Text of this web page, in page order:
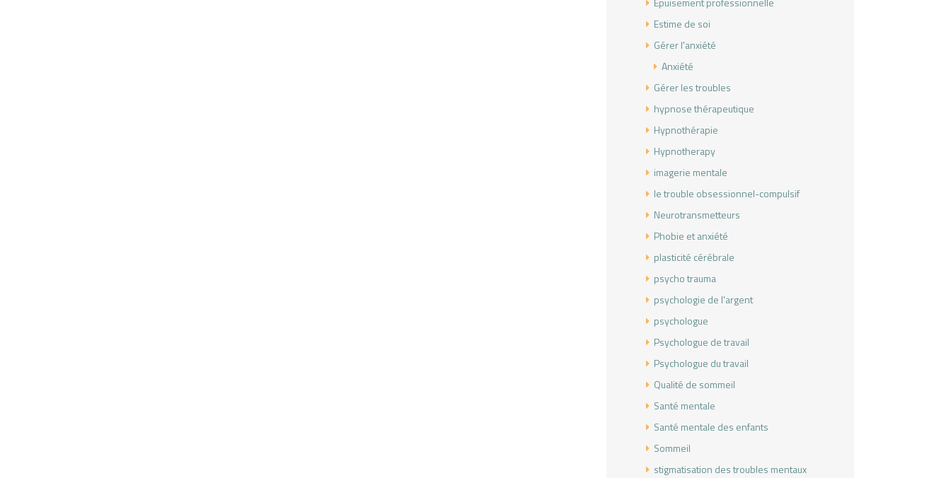
Estime de soi
Gérer l'anxiété
Anxiété
Gérer les troubles
hypnose thérapeutique
Hypnothérapie
Hypnotherapy
imagerie mentale
le trouble obsessionnel-compulsif
Neurotransmetteurs
Phobie et anxiété
plasticité cérébrale
psycho trauma
psychologie de l'argent
psychologue
Psychologue de travail
Psychologue du travail
Qualité de sommeil
Santé mentale
Santé mentale des enfants
Sommeil
stigmatisation des troubles mentaux